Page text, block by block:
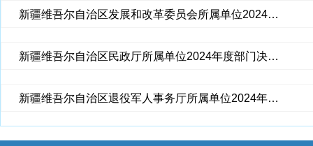
新疆维吾尔自治区发展和改革委员会所属单位2024年度决算公开
新疆维吾尔自治区民政厅所属单位2024年度部门决算公开
新疆维吾尔自治区退役军人事务厅所属单位2024年度决算公开